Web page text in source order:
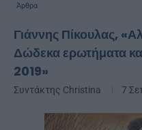
Άρθρα
Γιάννης Πίκουλας,
Δώδεκα ερωτήματα
2019»
Συντάκτης Christina 7